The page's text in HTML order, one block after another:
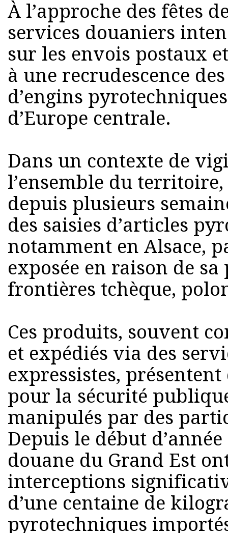
À l’approche des fêtes
services douaniers
sur les envois postaux
à une recrudescence
d’engins
d’Europe centrale.
Dans un contexte de
l’ensemble du
depuis plusieurs
des saisies d’articles
notamment en Alsace,
exposée en raison de
frontières tchèque,
Ces produits, souvent
et expédiés via des
expressistes,
pour la sécurité
manipulés par des
Depuis le début
douane du Grand Est
interceptions
d’une centaine de
pyrotechniques